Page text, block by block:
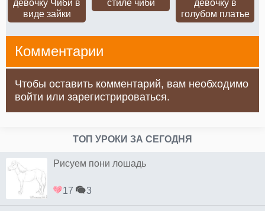
девочку Чиби в
виде зайки
стиле чиби
девочку в
голубом платье
Комментарии
Чтобы оставить комментарий, вам необходимо
войти или зарегистрироваться.
ТОП УРОКИ ЗА СЕГОДНЯ
Рисуем пони лошадь
17 3